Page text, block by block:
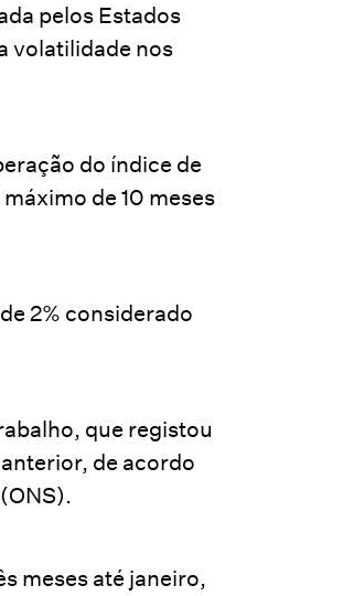
pelos Estados
volatilidade nos
do índice de
de 10 meses
2% considerado
que registou
de acordo
meses até janeiro,